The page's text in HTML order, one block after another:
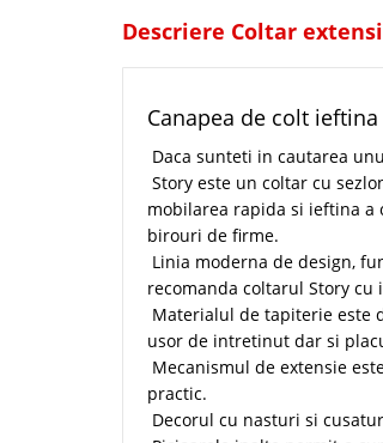
Descriere Coltar
Canapea de colt
Daca sunteti in cautarea
Story este un coltar cu
mobilarea rapida si ieftina a
birouri de firme.
Linia moderna de design,
recomanda coltarul Story
Materialul de tapiterie este
usor de intretinut dar si
Mecanismul de extensie
practic.
Decorul cu nasturi si